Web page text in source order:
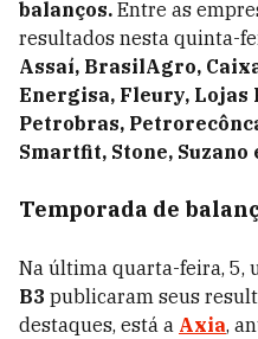
balanços. Entre as
resultados nesta quinta-
Assaí, BrasilAgro,
Energisa, Fleury, Lojas
Petrobras,
Smartfit, Stone, Suzano
Temporada de
Na última quarta-feira, 5,
B3 publicaram seus
destaques, está a Axia,